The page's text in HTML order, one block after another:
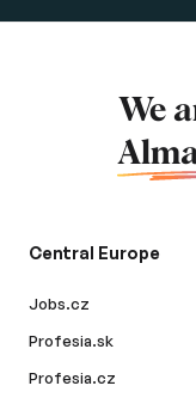
We
Central Europe
Jobs.cz
Profesia.sk
Profesia.cz